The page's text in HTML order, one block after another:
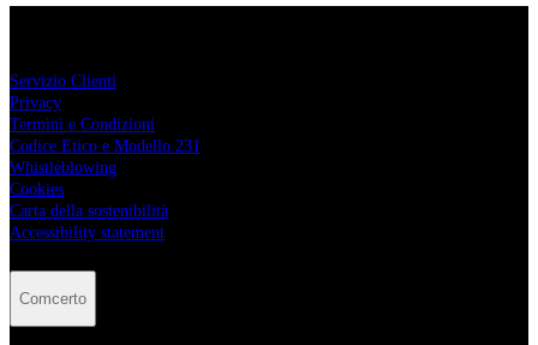
Servizio Clienti
Privacy
Termini e Condizioni
Codice Etico e Modello 231
Whistleblowing
Cookies
Carta della sostenibilità
Accessibility statement
Comcerto